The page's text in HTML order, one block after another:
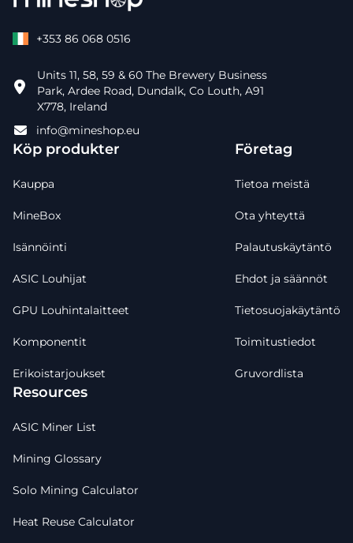
+353 86 068 0516
Units 11, 58, 59 & 60 The Brewery Business
Park, Ardee Road, Dundalk, Co Louth, A91
X778, Ireland
info@mineshop.eu
Köp produkter
Kauppa
MineBox
Isännöinti
ASIC Louhijat
GPU Louhintalaitteet
Komponentit
Erikoistarjoukset
Företag
Tietoa meistä
Ota yhteyttä
Palautuskäytäntö
Ehdot ja säännöt
Tietosuojakäytäntö
Toimitustiedot
Gruvordlista
Resources
ASIC Miner List
Mining Glossary
Solo Mining Calculator
Heat Reuse Calculator